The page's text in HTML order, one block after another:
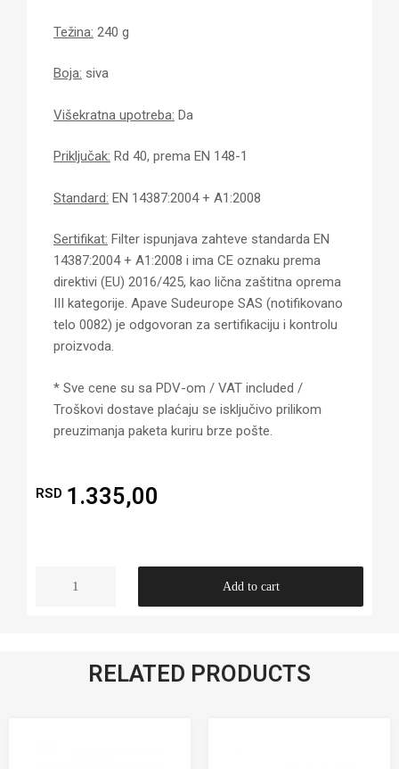
Težina: 240 g
Boja: siva
Višekratna upotreba: Da
Priključak: Rd 40, prema EN 148-1
Standard: EN 14387:2004 + A1:2008
Sertifikat: Filter ispunjava zahteve standarda EN
14387:2004 + A1:2008 i ima CE oznaku prema
direktivi (EU) 2016/425, kao lična zaštitna oprema
III kategorije. Apave Sudeurope SAS (notifikovano
telo 0082) je odgovoran za sertifikaciju i kontrolu
proizvoda.
* Sve cene su sa PDV-om / VAT included /
Troškovi dostave plaćaju se isključivo prilikom
preuzimanja paketa kuriru brze pošte.
RSD 1.335,00
Add to cart
RELATED PRODUCTS